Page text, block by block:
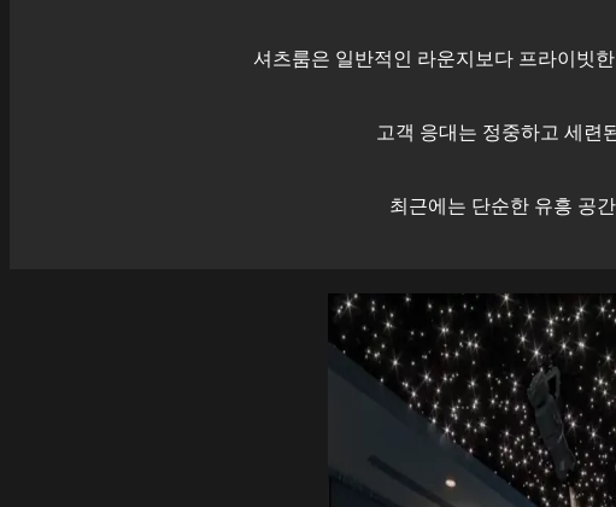
셔츠룸은 일반적인 라운지보다 프라이빗
고객 응대는 정중하고 세련
최근에는 단순한 유흥 공